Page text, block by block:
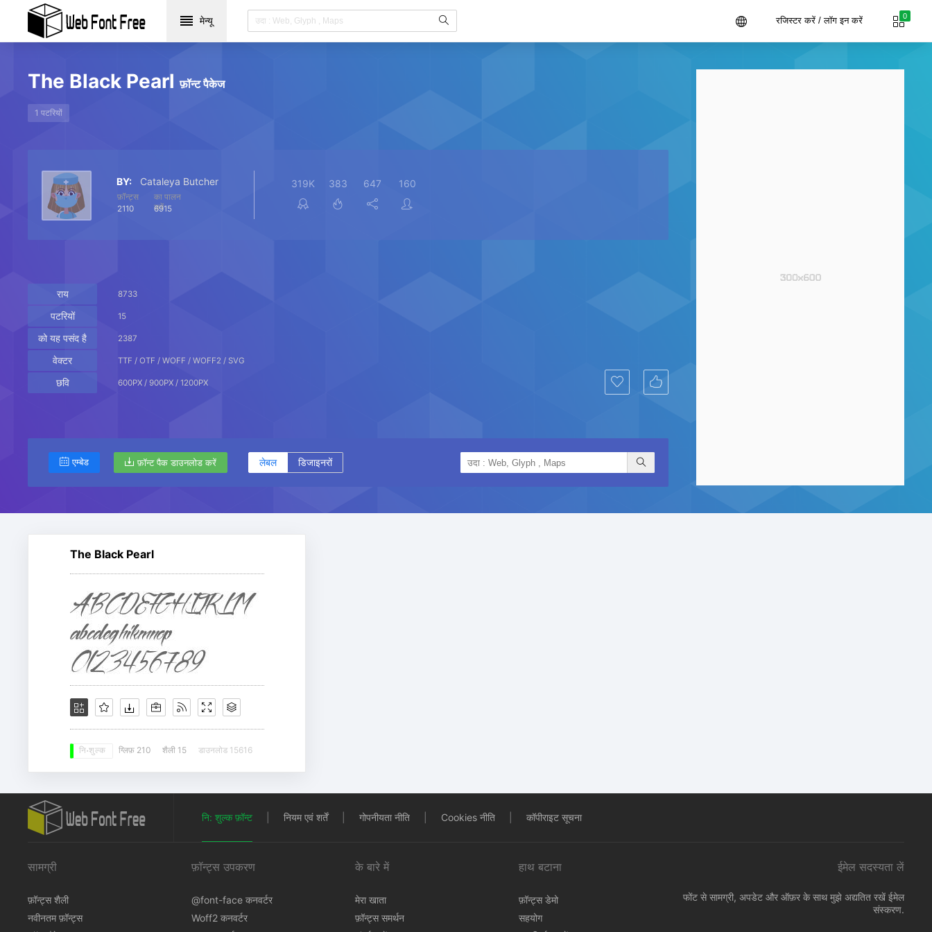
मेन्यू 0
रजिस्टर करें / लॉग इन करें
The Black Pearlफ़ॉन्ट पैकेज
1 पटरियों
BY: Cataleya Butcher
फ़ॉन्ट्स
2110
का पालन
करें
6915
319K 383 647 160
राय 8733
पटरियों 15
को यह पसंद है 2387
वेक्टर TTF / OTF / WOFF / WOFF2 / SVG
छवि 600PX / 900PX / 1200PX
एम्बेड फ़ॉन्ट पैक डाउनलोड करें लेबल डिजाइनरों
The Black Pearl
नि: शुल्क ग्लिफ़ 210 शैली 15 डाउनलोड 15616
नि: शुल्क फ़ॉन्ट नियम एवं शर्तें गोपनीयता नीति Cookies नीति कॉपीराइट सूचना
सामग्री
फ़ॉन्ट्स शैली
नवीनतम फ़ॉन्ट्स
फ़ॉन्ट्स उपकरण
@font-face कनवर्टर
Woff2 कनवर्टर
के बारे में
मेरा खाता
फ़ॉन्ट्स समर्थन
हाथ बटाना
फ़ॉन्ट्स डेमो
सहयोग
ईमेल सदस्यता लें
फोंट से सामग्री, अपडेट और ऑफ़र के साथ मुझे अद्यतित रखें ईमेल
संस्करण.